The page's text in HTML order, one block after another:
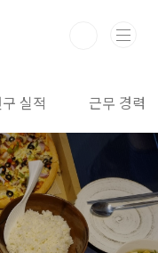
실적 근무 경력